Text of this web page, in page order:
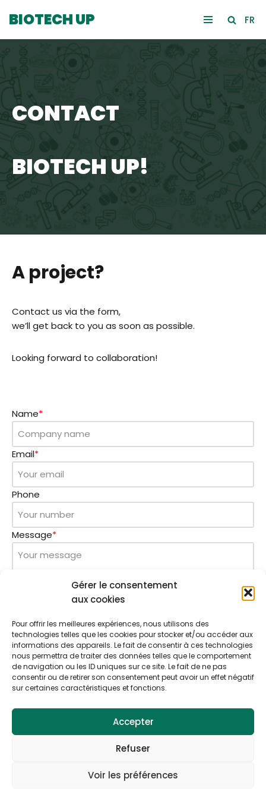
Gérer le consentement
aux cookies
Pour offrir les meilleures expériences, nous utilisons des
technologies telles que les cookies pour stocker et/ou accéder aux
informations des appareils. Le fait de consentir à ces technologies
nous permettra de traiter des données telles que le comportement
de navigation ou les ID uniques sur ce site. Le fait de ne pas
consentir ou de retirer son consentement peut avoir un effet négatif
sur certaines caractéristiques et fonctions.
Accepter
Refuser
Voir les préférences
BIOTECH UP FR
CONTACT
BIOTECH UP!
A project?
Contact us via the form,
we’ll get back to you as soon as possible.
Looking forward to collaboration!
Name*
Email*
Phone
Message*
Send
TERMS & CONDITIONS